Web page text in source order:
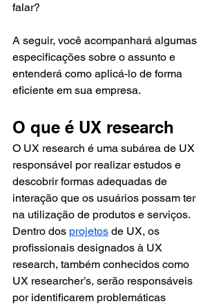
falar?
A seguir, você acompanhará algumas
especificações sobre o assunto e
entenderá como aplicá-lo de forma
eficiente em sua empresa.
O que é UX research
O UX research é uma subárea de UX
responsável por realizar estudos e
descobrir formas adequadas de
interação que os usuários possam ter
na utilização de produtos e serviços.
Dentro dos projetos de UX, os
profissionais designados à UX
research, também conhecidos como
UX researcher’s, serão responsáveis
por identificarem problemáticas